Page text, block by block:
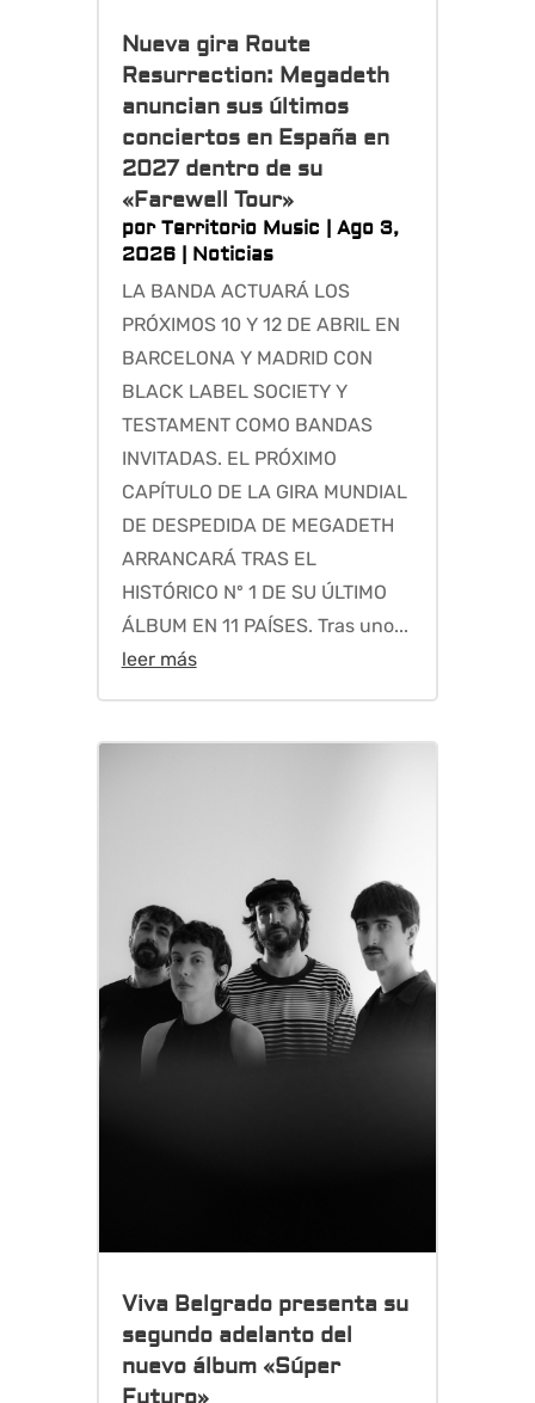
Nueva gira Route
Resurrection: Megadeth
anuncian sus últimos
conciertos en España en
2027 dentro de su
«Farewell Tour»
por Territorio Music | Ago 3,
2026| Noticias
LA BANDA ACTUARÁ LOS
PRÓXIMOS 10 Y 12 DE ABRIL EN
BARCELONA Y MADRID CON
BLACK LABEL SOCIETY Y
TESTAMENT COMO BANDAS
INVITADAS. EL PRÓXIMO
CAPÍTULO DE LA GIRA MUNDIAL
DE DESPEDIDA DE MEGADETH
ARRANCARÁ TRAS EL
HISTÓRICO Nº 1 DE SU ÚLTIMO
ÁLBUM EN 11 PAÍSES. Tras uno...
leer más
Viva Belgrado presenta su
segundo adelanto del
nuevo álbum «Súper
Futuro»